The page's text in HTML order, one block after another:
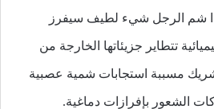
شم الرجل شيء لطيف سيفرز
تتطاير جزيئاتها الخارجة من
مسببة استجابات شمية عصبية
الشعور بإفرازات دماغية.